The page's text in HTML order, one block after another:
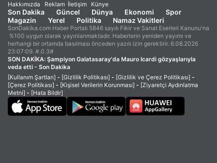
Hakkımızda Reklam İletişim Künye
Son Dakika Güncel Dünya Ekonomi
Spor
Magazin
Yerel Politika Namaz Vakitleri
SonDakika.com Haber Portalı 5846 sayılı Fikir ve Sanat Eserleri Kanunu'na
%100 uygun olarak yayınlanmaktadır. Haberlerin yeniden yayımı ve
herhangi bir ortamda basılması önceden yazılı izin gerektirir. 6.08.2026
23:07:09. #.0.3#
SON DAKİKA: Şampiyon Galatasaray'da Mauro Icardi gözyaşlarıyla
veda etti - Son Dakika
[Kullanım Şartları] - [Gizlilik Politikası] - [Gizlilik ve Çerez Politikası] -
[Çerez Politikası] - [Kişisel Verilerin Korunması] - [Ziyaretçi Aydınlatma
Metni] - [Hata Bildir]